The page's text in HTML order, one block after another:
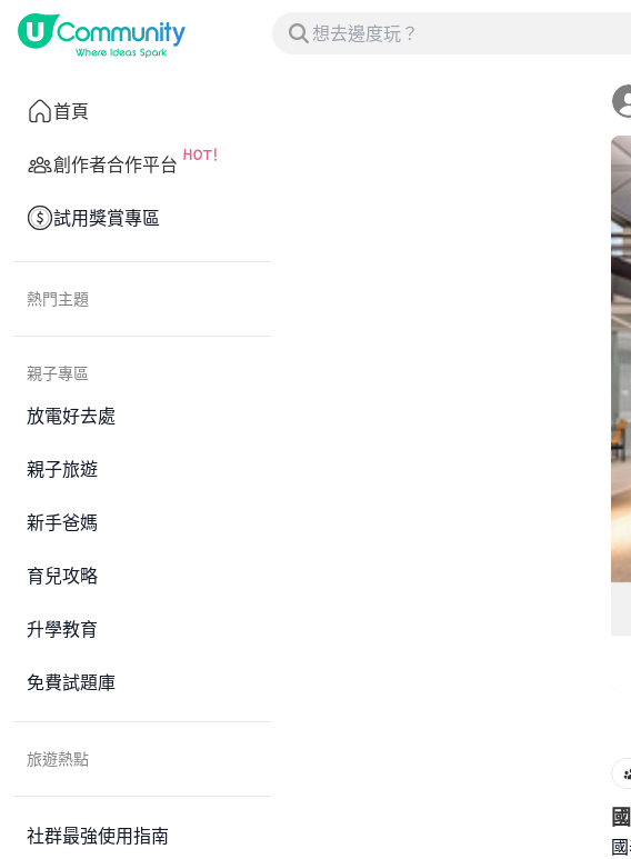
首頁
創作者合作平台
試用獎賞專區
熱門主題
親子專區
放電好去處
親子旅遊
新手爸媽
育兒攻略
升學教育
免費試題庫
旅遊熱點
社群最強使用指南